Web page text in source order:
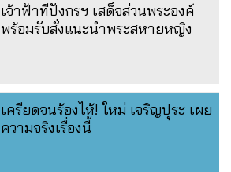
เจ้าฟ้าทีปังกรฯ เสด็จส่วนพระองค์
พร้อมรับสั่งแนะนำพระสหายหญิง
เครียดจนร้องไห้! ใหม่ เจริญปุระ เผย
ความจริงเรื่องนี้